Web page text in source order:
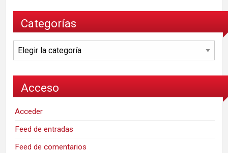
Categorías
Categorías
Acceso
Acceder
Feed de entradas
Feed de comentarios